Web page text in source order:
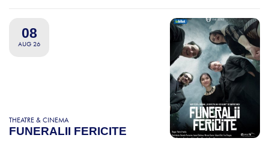
08
AUG 26
THEATRE & CINEMA
FUNERALII FERICITE